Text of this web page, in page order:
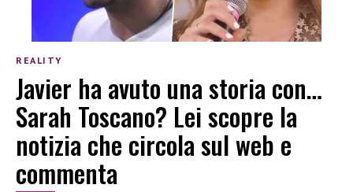
REALITY
Javier ha avuto una storia con…
Sarah Toscano? Lei scopre la
notizia che circola sul web e
commenta